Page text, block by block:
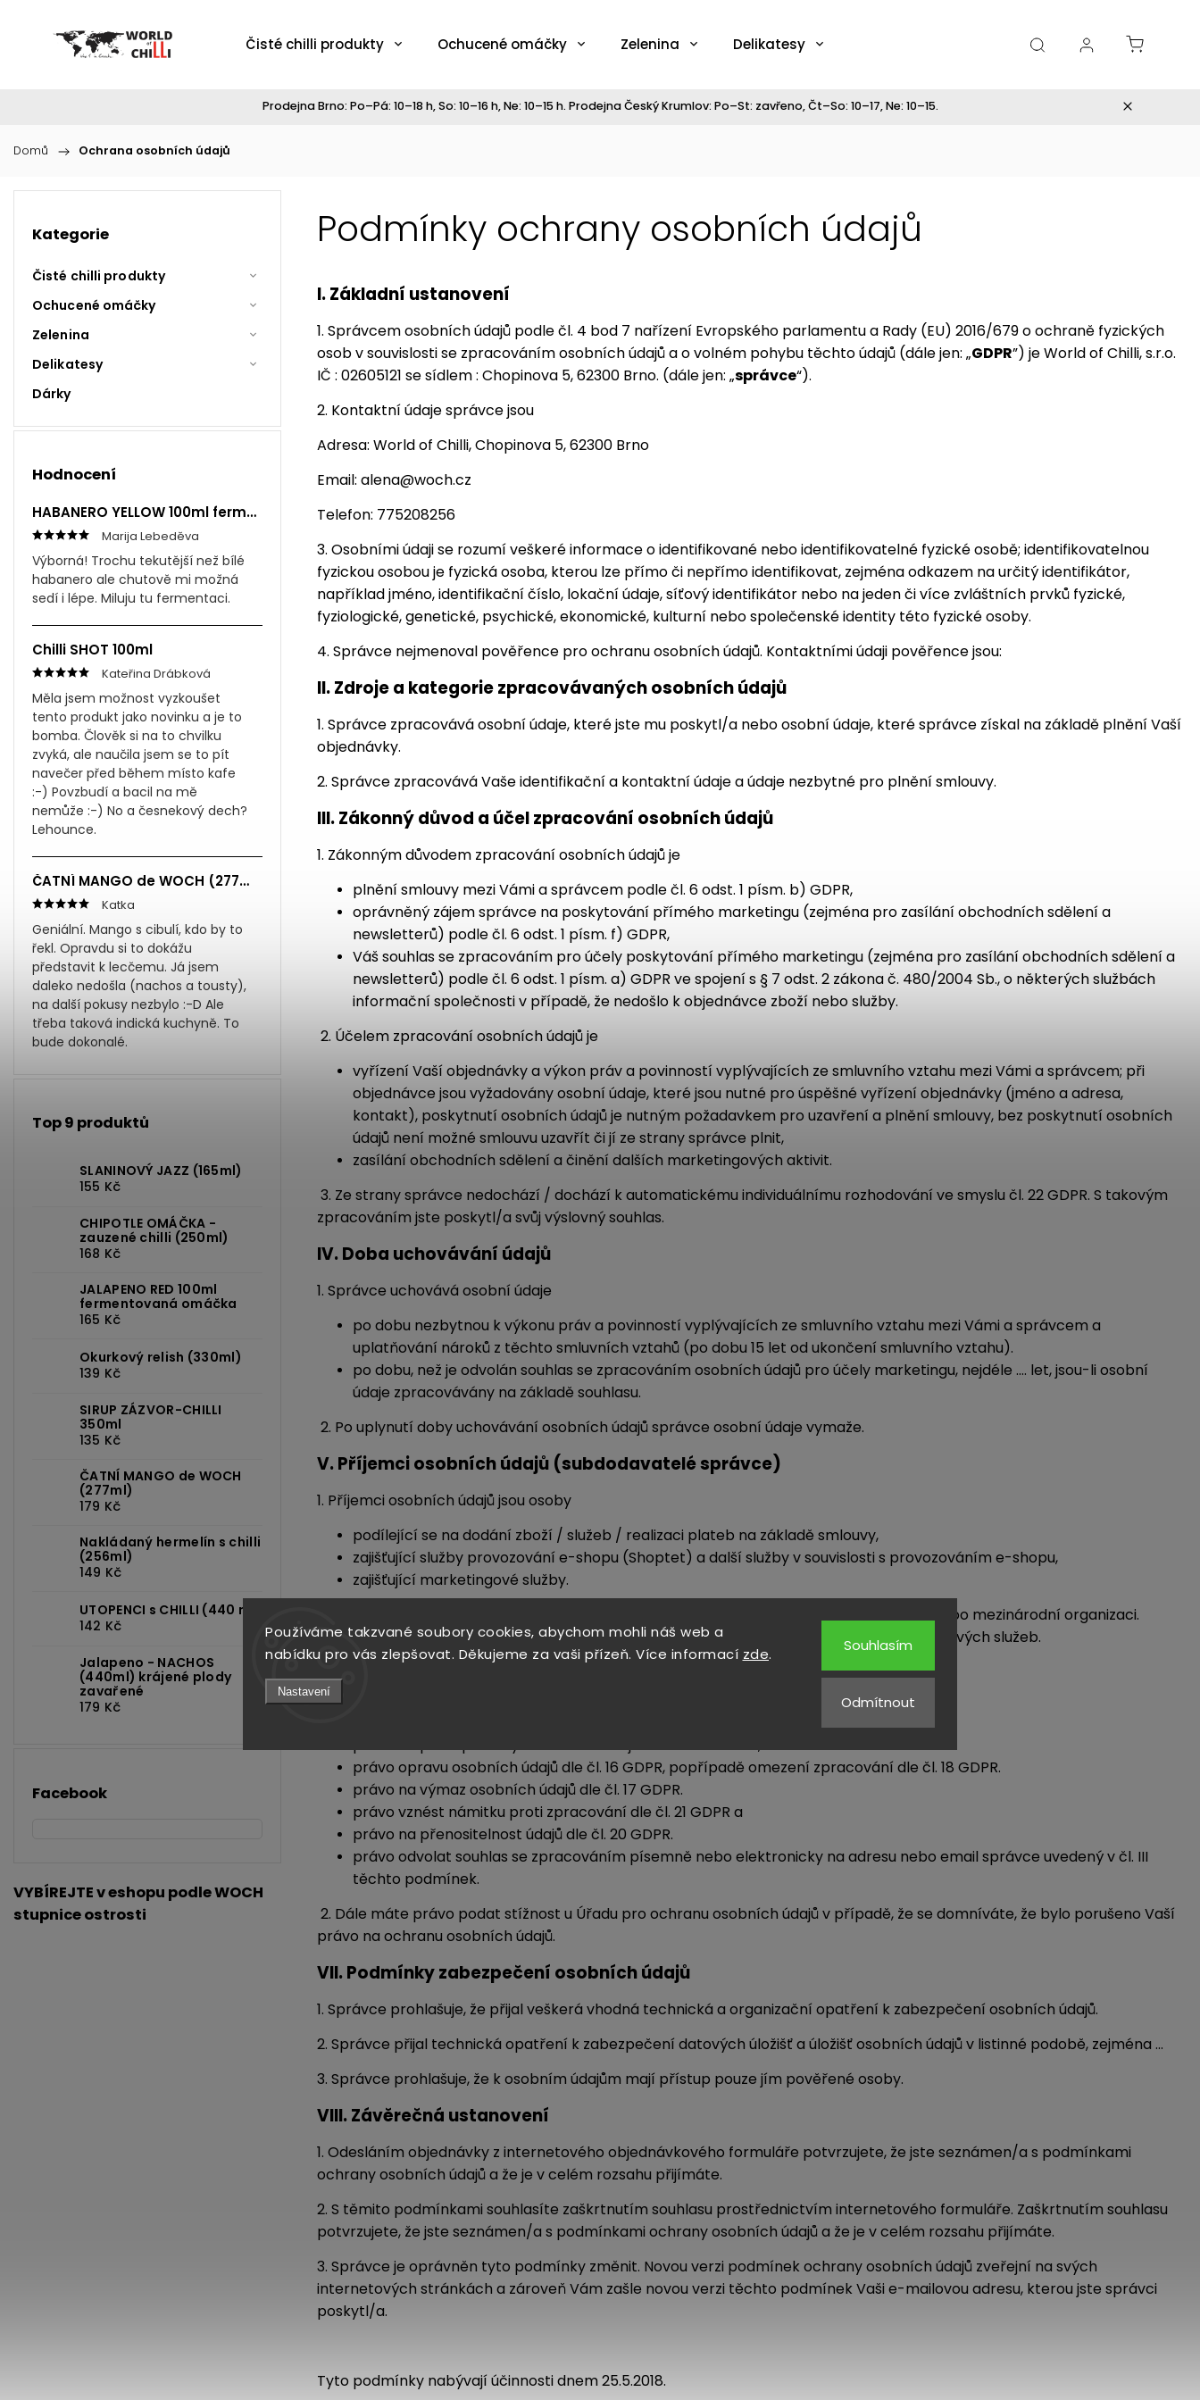
Používáme takzvané soubory cookies, abychom mohli náš web a
nabídku pro vás zlepšovat. Děkujeme za vaši přízeň. Více informací zde.
Nastavení
Odmítnout
Souhlasím
Čisté chilli produkty Ochucené omáčky Zelenina Delikatesy
Prodejna Brno: Po–Pá: 10–18 h, So: 10–16 h, Ne: 10–15 h. Prodejna Český Krumlov: Po–St: zavřeno, Čt–So: 10–17, Ne: 10–15.
Domů / Ochrana osobních údajů
Kategorie
Čisté chilli produkty
Ochucené omáčky
Zelenina
Delikatesy
Dárky
Hodnocení
HABANERO YELLOW 100ml fermentovaná omáčka
Marija Lebeděva
Výborná! Trochu tekutější než bílé
habanero ale chutově mi možná
sedí i lépe. Miluju tu fermentaci.
Chilli SHOT 100ml
Kateřina Drábková
Měla jsem možnost vyzkoušet
tento produkt jako novinku a je to
bomba. Člověk si na to chvilku
zvyká, ale naučila jsem se to pít
navečer před během místo kafe
:-) Povzbudí a bacil na mě
nemůže :-) No a česnekový dech?
Lehounce.
ČATNÍ MANGO de WOCH (277ml)
Katka
Geniální. Mango s cibulí, kdo by to
řekl. Opravdu si to dokážu
představit k lecčemu. Já jsem
daleko nedošla (nachos a tousty),
na další pokusy nezbylo :-D Ale
třeba taková indická kuchyně. To
bude dokonalé.
Top 9 produktů
SLANINOVÝ JAZZ (165ml)
155 Kč
CHIPOTLE OMÁČKA -
zauzené chilli (250ml)
168 Kč
JALAPENO RED 100ml
fermentovaná omáčka
165 Kč
Okurkový relish (330ml)
139 Kč
SIRUP ZÁZVOR-CHILLI
350ml
135 Kč
ČATNÍ MANGO de WOCH
(277ml)
179 Kč
Nakládaný hermelín s chilli
(256ml)
149 Kč
UTOPENCI s CHILLI (440 ml)
142 Kč
Jalapeno - NACHOS
(440ml) krájené plody
zavařené
179 Kč
Facebook
VYBÍREJTE v eshopu podle WOCH
stupnice ostrosti
Podmínky ochrany osobních údajů
I.Základní ustanovení
1. Správcem osobních údajů podle čl. 4 bod 7 nařízení Evropského parlamentu a Rady (EU) 2016/679 o ochraně fyzických
osob v souvislosti se zpracováním osobních údajů a o volném pohybu těchto údajů (dále jen: „GDPR”) je World of Chilli, s.r.o.
IČ : 02605121 se sídlem : Chopinova 5, 62300 Brno. (dále jen: „správce“).
2. Kontaktní údaje správce jsou
Adresa: World of Chilli, Chopinova 5, 62300 Brno
Email: alena@woch.cz
Telefon: 775208256
3. Osobními údaji se rozumí veškeré informace o identifikované nebo identifikovatelné fyzické osobě; identifikovatelnou
fyzickou osobou je fyzická osoba, kterou lze přímo či nepřímo identifikovat, zejména odkazem na určitý identifikátor,
například jméno, identifikační číslo, lokační údaje, síťový identifikátor nebo na jeden či více zvláštních prvků fyzické,
fyziologické, genetické, psychické, ekonomické, kulturní nebo společenské identity této fyzické osoby.
4. Správce nejmenoval pověřence pro ochranu osobních údajů. Kontaktními údaji pověřence jsou:
II.Zdroje a kategorie zpracovávaných osobních údajů
1. Správce zpracovává osobní údaje, které jste mu poskytl/a nebo osobní údaje, které správce získal na základě plnění Vaší
objednávky.
2. Správce zpracovává Vaše identifikační a kontaktní údaje a údaje nezbytné pro plnění smlouvy.
III.Zákonný důvod a účel zpracování osobních údajů
1. Zákonným důvodem zpracování osobních údajů je
plnění smlouvy mezi Vámi a správcem podle čl. 6 odst. 1 písm. b) GDPR,
oprávněný zájem správce na poskytování přímého marketingu (zejména pro zasílání obchodních sdělení a
newsletterů) podle čl. 6 odst. 1 písm. f) GDPR,
Váš souhlas se zpracováním pro účely poskytování přímého marketingu (zejména pro zasílání obchodních sdělení a
newsletterů) podle čl. 6 odst. 1 písm. a) GDPR ve spojení s § 7 odst. 2 zákona č. 480/2004 Sb., o některých službách
informační společnosti v případě, že nedošlo k objednávce zboží nebo služby.
2. Účelem zpracování osobních údajů je
vyřízení Vaší objednávky a výkon práv a povinností vyplývajících ze smluvního vztahu mezi Vámi a správcem; při
objednávce jsou vyžadovány osobní údaje, které jsou nutné pro úspěšné vyřízení objednávky (jméno a adresa,
kontakt), poskytnutí osobních údajů je nutným požadavkem pro uzavření a plnění smlouvy, bez poskytnutí osobních
údajů není možné smlouvu uzavřít či jí ze strany správce plnit,
zasílání obchodních sdělení a činění dalších marketingových aktivit.
3. Ze strany správce nedochází / dochází k automatickému individuálnímu rozhodování ve smyslu čl. 22 GDPR. S takovým
zpracováním jste poskytl/a svůj výslovný souhlas.
IV. Doba uchovávání údajů
1. Správce uchovává osobní údaje
po dobu nezbytnou k výkonu práv a povinností vyplývajících ze smluvního vztahu mezi Vámi a správcem a
uplatňování nároků z těchto smluvních vztahů (po dobu 15 let od ukončení smluvního vztahu).
po dobu, než je odvolán souhlas se zpracováním osobních údajů pro účely marketingu, nejdéle …. let, jsou-li osobní
údaje zpracovávány na základě souhlasu.
2. Po uplynutí doby uchovávání osobních údajů správce osobní údaje vymaže.
V. Příjemci osobních údajů (subdodavatelé správce)
1. Příjemci osobních údajů jsou osoby
podílející se na dodání zboží / služeb / realizaci plateb na základě smlouvy,
zajišťující služby provozování e-shopu (Shoptet) a další služby v souvislosti s provozováním e-shopu,
zajišťující marketingové služby.
2. Správce nemá / má v úmyslu předat osobní údaje do třetí země (do země mimo EU) nebo mezinárodní organizaci.
Příjemci osobních údajů ve třetích zemích jsou poskytovatelé mailingových služeb / cloudových služeb.
VI.Vaše práva
1. Za podmínek stanovených v GDPR máte
právo na přístup ke svým osobním údajům dle čl. 15 GDPR,
právo opravu osobních údajů dle čl. 16 GDPR, popřípadě omezení zpracování dle čl. 18 GDPR.
právo na výmaz osobních údajů dle čl. 17 GDPR.
právo vznést námitku proti zpracování dle čl. 21 GDPR a
právo na přenositelnost údajů dle čl. 20 GDPR.
právo odvolat souhlas se zpracováním písemně nebo elektronicky na adresu nebo email správce uvedený v čl. III
těchto podmínek.
2. Dále máte právo podat stížnost u Úřadu pro ochranu osobních údajů v případě, že se domníváte, že bylo porušeno Vaší
právo na ochranu osobních údajů.
VII. Podmínky zabezpečení osobních údajů
1. Správce prohlašuje, že přijal veškerá vhodná technická a organizační opatření k zabezpečení osobních údajů.
2. Správce přijal technická opatření k zabezpečení datových úložišť a úložišť osobních údajů v listinné podobě, zejména …
3. Správce prohlašuje, že k osobním údajům mají přístup pouze jím pověřené osoby.
VIII. Závěrečná ustanovení
1. Odesláním objednávky z internetového objednávkového formuláře potvrzujete, že jste seznámen/a s podmínkami
ochrany osobních údajů a že je v celém rozsahu přijímáte.
2. S těmito podmínkami souhlasíte zaškrtnutím souhlasu prostřednictvím internetového formuláře. Zaškrtnutím souhlasu
potvrzujete, že jste seznámen/a s podmínkami ochrany osobních údajů a že je v celém rozsahu přijímáte.
3. Správce je oprávněn tyto podmínky změnit. Novou verzi podmínek ochrany osobních údajů zveřejní na svých
internetových stránkách a zároveň Vám zašle novou verzi těchto podmínek Vaši e-mailovou adresu, kterou jste správci
poskytl/a.
Tyto podmínky nabývají účinnosti dnem 25.5.2018.